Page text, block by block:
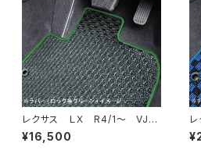
レクサス ＬＸ R4/1〜 VJA
310W・VJH310W 7人乗 フ
ロアマット一式 カーマット 防
¥16,500
ロ